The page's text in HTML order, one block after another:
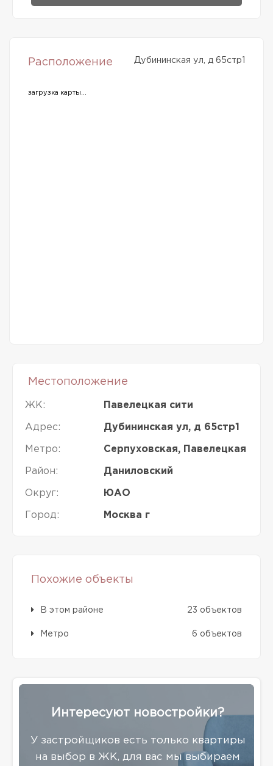
Расположение Дубининская ул, д 65стр1
загрузка карты...
Местоположение
ЖК: Павелецкая сити
Адрес: Дубининская ул, д 65стр1
Метро: Серпуховская, Павелецкая
Район: Даниловский
Округ: ЮАО
Город: Москва г
Похожие объекты
В этом районе 23 объектов
Метро 6 объектов
Интересуют новостройки?
У застройщиков есть только квартиры
на выбор в ЖК, для вас мы выбираем